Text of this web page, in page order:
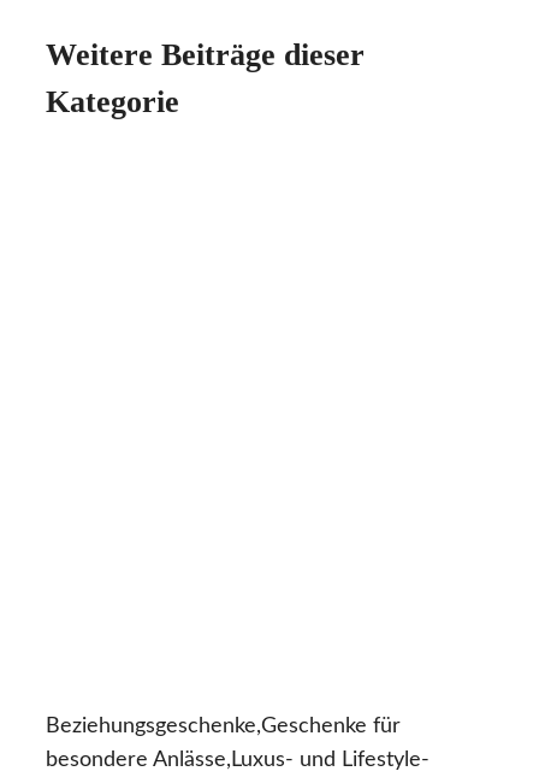
Weitere Beiträge dieser
Kategorie
Beziehungsgeschenke,Geschenke für
besondere Anlässe,Luxus- und Lifestyle-